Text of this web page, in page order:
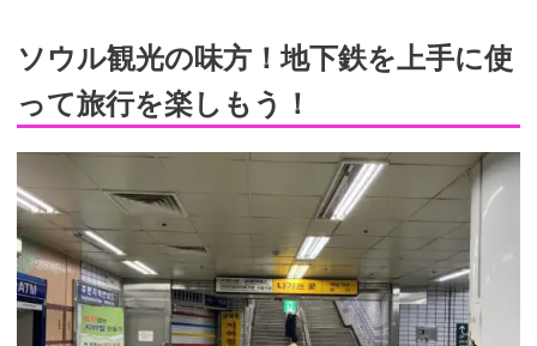
ソウル観光の味方！地下鉄を上手に使
って旅行を楽しもう！